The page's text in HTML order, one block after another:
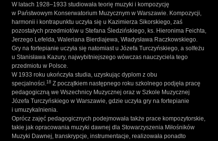
W latach 1928–1933 studiowała teorię muzyki i kompozycję
w Państwowym Konserwatorium Muzycznym w Warszawie. Kompozycji,
harmonii i kontrapunktu uczyła się u Kazimierza Sikorskiego, zaś
pozostałych przedmiotów u Stefana Śledzińskiego, ks. Hieronima Feichta,
Jerzego Lefelda, Waleriana Bierdiajewa, Władysława Raczkowskiego.
Gry na fortepianie uczyła się natomiast u Józefa Turczyńskiego, a solfeżu
u Stanisława Kazury, najwybitniejszego wówczas nauczyciela tego
przedmiotu w Polsce.
W 1933 roku ukończyła studia, uzyskując dyplom z obu
specjalności.18 Z początkiem następnego roku szkolnego podjęła pracę
pedagogiczną we Wszechnicy Muzycznej oraz w Szkole Muzycznej
Józefa Turczyńskiego w Warszawie, gdzie uczyła gry na fortepianie
i umuzykalnienia.
Oprócz zajęć pedagogicznych podejmowała także prace kompozytorskie,
takie jak opracowania muzyki dawnej dla Stowarzyszenia Miłośników
Muzyki Dawnej, transkrypcje, instrumentacje, realizowała ponadto